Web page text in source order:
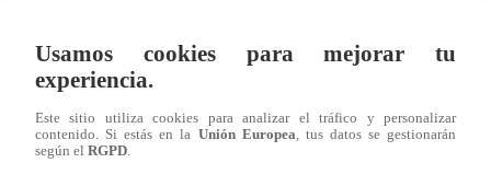
el padre?”, preguntó.
Es ahí cuando Conchita comienza a insistirle que él es
con lo mismo? Ya te dije mil y una veces que tú eres
Usamos cookies para mejorar tu
experiencia.
Este sitio utiliza cookies para analizar el tráfico y personalizar
contenido. Si estás en la Unión Europea, tus datos se gestionarán
según el RGPD.